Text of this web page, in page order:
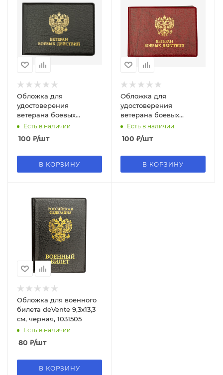
Обложка для
удостоверения
ветерана боевых
действий, deVente,
глянцевая экокожа,
черная, 1031508
Есть в наличии
100 ₽/шт
В КОРЗИНУ
Обложка для
удостоверения
ветерана боевых
действий, deVente,
глянцевая экокожа,
бордовая, 1031507
Есть в наличии
100 ₽/шт
В КОРЗИНУ
Обложка для военного
билета deVente 9,3х13,3
см, черная, 1031505
Есть в наличии
80 ₽/шт
В КОРЗИНУ